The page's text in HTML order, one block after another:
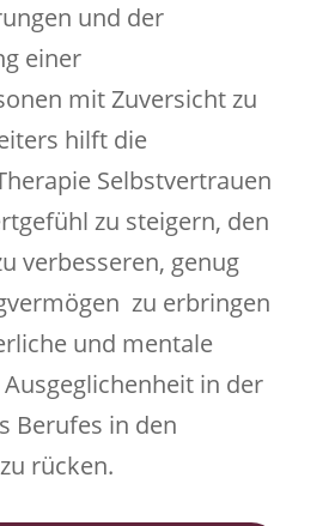
und der
einer
mit Zuversicht zu
hilft die
Selbstvertrauen
zu steigern, den
verbesseren, genug
zu erbringen
und mentale
in der
Berufes in den
rücken.